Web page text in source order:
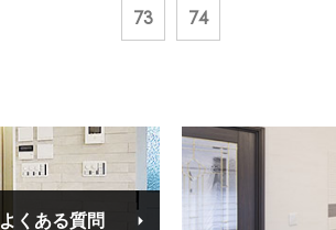
73 74
よくある質問